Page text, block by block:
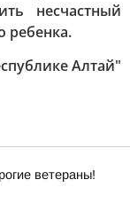
несчастный
ребенка.
Алтай"
ветераны!